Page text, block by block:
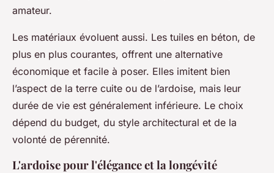
amateur.
Les matériaux évoluent aussi. Les tuiles en béton, de
plus en plus courantes, offrent une alternative
économique et facile à poser. Elles imitent bien
l’aspect de la terre cuite ou de l’ardoise, mais leur
durée de vie est généralement inférieure. Le choix
dépend du budget, du style architectural et de la
volonté de pérennité.
L'ardoise pour l'élégance et la longévité